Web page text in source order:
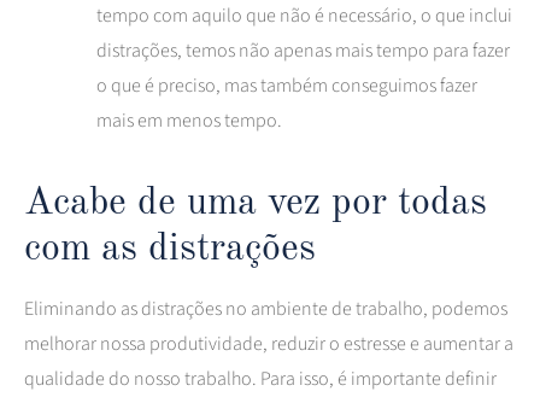
tempo com aquilo que não é necessário, o que inclui
distrações, temos não apenas mais tempo para fazer
o que é preciso, mas também conseguimos fazer
mais em menos tempo.
Acabe de uma vez por todas
com as distrações
Eliminando as distrações no ambiente de trabalho, podemos
melhorar nossa produtividade, reduzir o estresse e aumentar a
qualidade do nosso trabalho. Para isso, é importante definir